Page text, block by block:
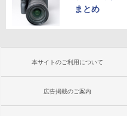
まとめ
本サイトのご利用について
広告掲載のご案内